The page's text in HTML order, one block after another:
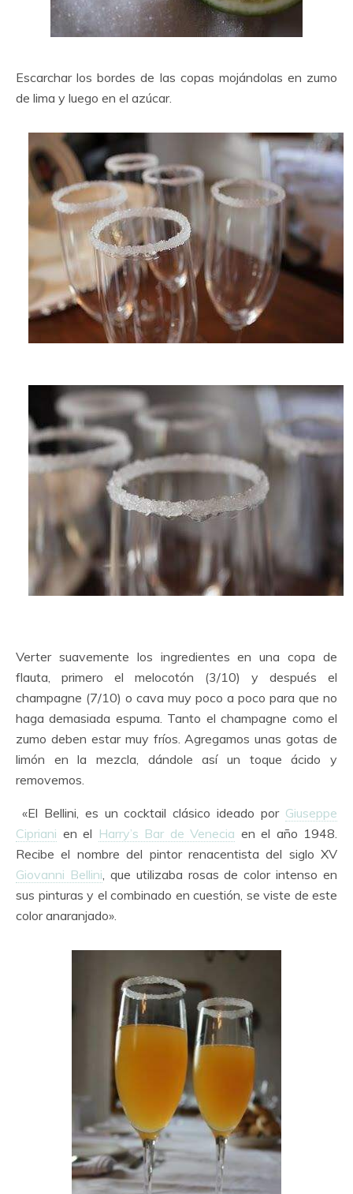
Escarchar los bordes de las copas mojándolas en zumo
de lima y luego en el azúcar.
Verter suavemente los ingredientes en una copa de
flauta, primero el melocotón (3/10) y después el
champagne (7/10) o cava muy poco a poco para que no
haga demasiada espuma. Tanto el champagne como el
zumo deben estar muy fríos. Agregamos unas gotas de
limón en la mezcla, dándole así un toque ácido y
removemos.
«El Bellini, es un cocktail clásico ideado por Giuseppe
Cipriani en el Harry’s Bar de Venecia en el año 1948.
Recibe el nombre del pintor renacentista del siglo XV
Giovanni Bellini, que utilizaba rosas de color intenso en
sus pinturas y el combinado en cuestión, se viste de este
color anaranjado».